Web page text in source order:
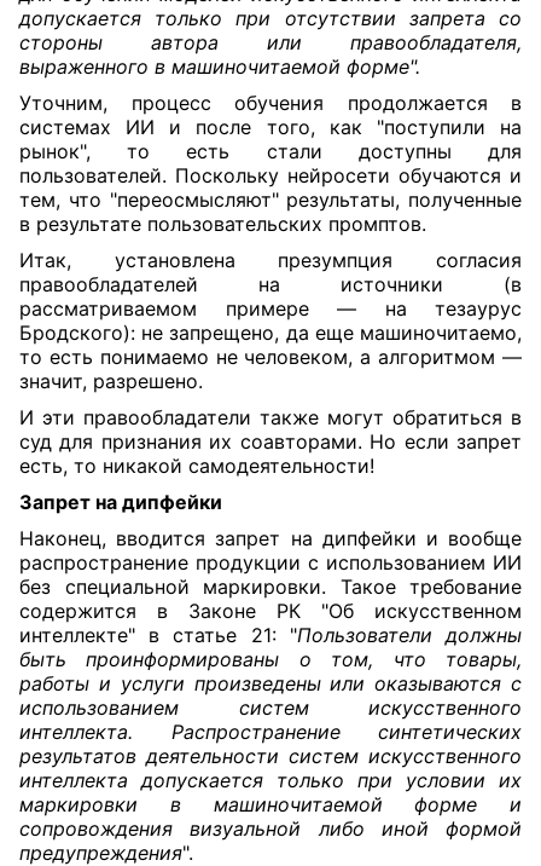
допускается только при отсутствии запрета со
стороны автора или правообладателя,
выраженного в машиночитаемой форме".
Уточним, процесс обучения продолжается в
системах ИИ и после того, как "поступили на
рынок", то есть стали доступны для
пользователей. Поскольку нейросети обучаются и
тем, что "переосмысляют" результаты, полученные
в результате пользовательских промптов.
Итак, установлена презумпция согласия
правообладателей на источники (в
рассматриваемом примере — на тезаурус
Бродского): не запрещено, да еще машиночитаемо,
то есть понимаемо не человеком, а алгоритмом —
значит, разрешено.
И эти правообладатели также могут обратиться в
суд для признания их соавторами. Но если запрет
есть, то никакой самодеятельности!
Запрет на дипфейки
Наконец, вводится запрет на дипфейки и вообще
распространение продукции с использованием ИИ
без специальной маркировки. Такое требование
содержится в Законе РК "Об искусственном
интеллекте" встатье 21: "Пользователи должны
быть проинформированы о том, что товары,
работы и услуги произведены или оказываются с
использованием систем искусственного
интеллекта. Распространение синтетических
результатов деятельности систем искусственного
интеллекта допускается только при условии их
маркировки в машиночитаемой форме и
сопровождения визуальной либо иной формой
предупреждения".